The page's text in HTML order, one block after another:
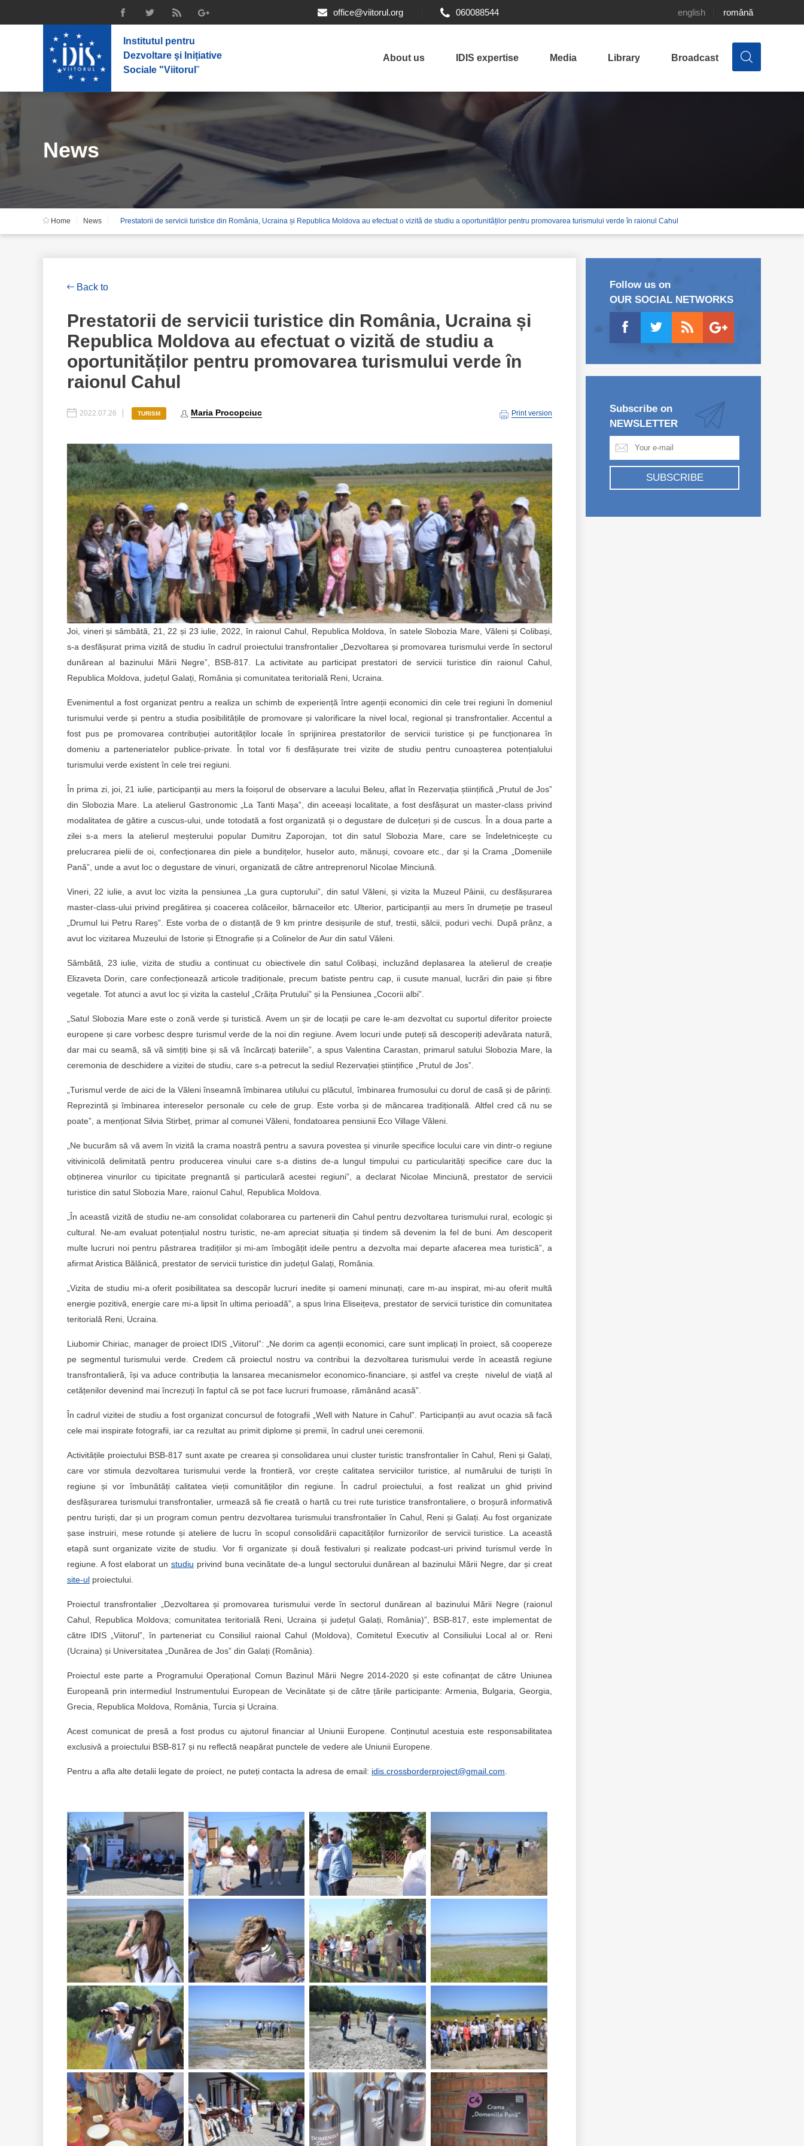
office@viitorul.org 060088544 english română
Institutul pentru
Dezvoltare şi Inițiative
Sociale "Viitorul "
About us IDIS expertise Media Library Broadcast
News
Home News Prestatorii de servicii turistice din România, Ucraina și Republica Moldova au efectuat o vizită de studiu a oportunităților pentru promovarea turismului verde în raionul Cahul
Back to
Prestatorii de servicii turistice din România, Ucraina și
Republica Moldova au efectuat o vizită de studiu a
oportunităților pentru promovarea turismului verde în
raionul Cahul
2022.07.26 TURISM Maria Procopciuc Print version
Joi, vineri și sâmbătă, 21, 22 și 23 iulie, 2022, în raionul Cahul, Republica Moldova, în satele Slobozia Mare, Văleni și Colibași,
s-a desfășurat prima vizită de studiu în cadrul proiectului transfrontalier „Dezvoltarea și promovarea turismului verde în sectorul
dunărean al bazinului Mării Negre”, BSB-817. La activitate au participat prestatori de servicii turistice din raionul Cahul,
Republica Moldova, județul Galați, România și comunitatea teritorială Reni, Ucraina.
Evenimentul a fost organizat pentru a realiza un schimb de experiență între agenții economici din cele trei regiuni în domeniul
turismului verde și pentru a studia posibilitățile de promovare și valorificare la nivel local, regional și transfrontalier. Accentul a
fost pus pe promovarea contribuției autorităților locale în sprijinirea prestatorilor de servicii turistice și pe funcționarea în
domeniu a parteneriatelor publice-private. În total vor fi desfășurate trei vizite de studiu pentru cunoașterea potențialului
turismului verde existent în cele trei regiuni.
În prima zi, joi, 21 iulie, participanții au mers la foișorul de observare a lacului Beleu, aflat în Rezervația științifică „Prutul de Jos”
din Slobozia Mare. La atelierul Gastronomic „La Tanti Mașa”, din aceeași localitate, a fost desfășurat un master-class privind
modalitatea de gătire a cuscus-ului, unde totodată a fost organizată și o degustare de dulcețuri și de cuscus. În a doua parte a
zilei s-a mers la atelierul meșterului popular Dumitru Zaporojan, tot din satul Slobozia Mare, care se îndeletnicește cu
prelucrarea pielii de oi, confecționarea din piele a bundițelor, huselor auto, mănuși, covoare etc., dar și la Crama „Domeniile
Pană”, unde a avut loc o degustare de vinuri, organizată de către antreprenorul Nicolae Minciună.
Vineri, 22 iulie, a avut loc vizita la pensiunea „La gura cuptorului”, din satul Văleni, și vizita la Muzeul Pâinii, cu desfășurarea
master-class-ului privind pregătirea și coacerea colăceilor, bărnaceilor etc. Ulterior, participanții au mers în drumeție pe traseul
„Drumul lui Petru Rareș”. Este vorba de o distanță de 9 km printre desișurile de stuf, trestii, sălcii, poduri vechi. După prânz, a
avut loc vizitarea Muzeului de Istorie și Etnografie și a Colinelor de Aur din satul Văleni.
Sâmbătă, 23 iulie, vizita de studiu a continuat cu obiectivele din satul Colibași, incluzând deplasarea la atelierul de creație
Elizaveta Dorin, care confecționează articole tradiționale, precum batiste pentru cap, ii cusute manual, lucrări din paie și fibre
vegetale. Tot atunci a avut loc și vizita la castelul „Crăița Prutului” și la Pensiunea „Cocorii albi”.
„Satul Slobozia Mare este o zonă verde și turistică. Avem un șir de locații pe care le-am dezvoltat cu suportul diferitor proiecte
europene și care vorbesc despre turismul verde de la noi din regiune. Avem locuri unde puteți să descoperiți adevărata natură,
dar mai cu seamă, să vă simțiți bine și să vă încărcați bateriile”, a spus Valentina Carastan, primarul satului Slobozia Mare, la
ceremonia de deschidere a vizitei de studiu, care s-a petrecut la sediul Rezervației științifice „Prutul de Jos”.
„Turismul verde de aici de la Văleni înseamnă îmbinarea utilului cu plăcutul, îmbinarea frumosului cu dorul de casă și de părinți.
Reprezintă și îmbinarea intereselor personale cu cele de grup. Este vorba și de mâncarea tradițională. Altfel cred că nu se
poate”, a menționat Silvia Stirbeț, primar al comunei Văleni, fondatoarea pensiunii Eco Village Văleni.
„Ne bucurăm să vă avem în vizită la crama noastră pentru a savura povestea și vinurile specifice locului care vin dintr-o regiune
vitivinicolă delimitată pentru producerea vinului care s-a distins de-a lungul timpului cu particularități specifice care duc la
obținerea vinurilor cu tipicitate pregnantă și particulară acestei regiuni”, a declarat Nicolae Minciună, prestator de servicii
turistice din satul Slobozia Mare, raionul Cahul, Republica Moldova.
„În această vizită de studiu ne-am consolidat colaborarea cu partenerii din Cahul pentru dezvoltarea turismului rural, ecologic și
cultural. Ne-am evaluat potențialul nostru turistic, ne-am apreciat situația și tindem să devenim la fel de buni. Am descoperit
multe lucruri noi pentru păstrarea tradițiilor și mi-am îmbogățit ideile pentru a dezvolta mai departe afacerea mea turistică”, a
afirmat Aristica Bălănică, prestator de servicii turistice din județul Galați, România.
„Vizita de studiu mi-a oferit posibilitatea sa descopăr lucruri inedite și oameni minunați, care m-au inspirat, mi-au oferit multă
energie pozitivă, energie care mi-a lipsit în ultima perioadă”, a spus Irina Eliseițeva, prestator de servicii turistice din comunitatea
teritorială Reni, Ucraina.
Liubomir Chiriac, manager de proiect IDIS „Viitorul”: „Ne dorim ca agenții economici, care sunt implicați în proiect, să coopereze
pe segmentul turismului verde. Credem că proiectul nostru va contribui la dezvoltarea turismului verde în această regiune
transfrontalieră, își va aduce contribuția la lansarea mecanismelor economico-financiare, și astfel va crește nivelul de viață al
cetățenilor devenind mai încrezuți în faptul că se pot face lucruri frumoase, rămânând acasă”.
În cadrul vizitei de studiu a fost organizat concursul de fotografii „Well with Nature in Cahul”. Participanții au avut ocazia să facă
cele mai inspirate fotografii, iar ca rezultat au primit diplome și premii, în cadrul unei ceremonii.
Activitățile proiectului BSB-817 sunt axate pe crearea și consolidarea unui cluster turistic transfrontalier în Cahul, Reni și Galați,
care vor stimula dezvoltarea turismului verde la frontieră, vor crește calitatea serviciilor turistice, al numărului de turiști în
regiune și vor îmbunătăți calitatea vieții comunităților din regiune. În cadrul proiectului, a fost realizat un ghid privind
desfășurarea turismului transfrontalier, urmează să fie creată o hartă cu trei rute turistice transfrontaliere, o broșură informativă
pentru turiști, dar și un program comun pentru dezvoltarea turismului transfrontalier în Cahul, Reni și Galați. Au fost organizate
șase instruiri, mese rotunde și ateliere de lucru în scopul consolidării capacităților furnizorilor de servicii turistice. La această
etapă sunt organizate vizite de studiu. Vor fi organizate și două festivaluri și realizate podcast-uri privind turismul verde în
regiune. A fost elaborat un studiu privind buna vecinătate de-a lungul sectorului dunărean al bazinului Mării Negre, dar și creat
site-ul proiectului.
Proiectul transfrontalier „Dezvoltarea și promovarea turismului verde în sectorul dunărean al bazinului Mării Negre (raionul
Cahul, Republica Moldova; comunitatea teritorială Reni, Ucraina și județul Galați, România)”, BSB-817, este implementat de
către IDIS „Viitorul”, în parteneriat cu Consiliul raional Cahul (Moldova), Comitetul Executiv al Consiliului Local al or. Reni
(Ucraina) și Universitatea „Dunărea de Jos” din Galați (România).
Proiectul este parte a Programului Operațional Comun Bazinul Mării Negre 2014-2020 și este cofinanțat de către Uniunea
Europeană prin intermediul Instrumentului European de Vecinătate și de către țările participante: Armenia, Bulgaria, Georgia,
Grecia, Republica Moldova, România, Turcia și Ucraina.
Acest comunicat de presă a fost produs cu ajutorul financiar al Uniunii Europene. Conținutul acestuia este responsabilitatea
exclusivă a proiectului BSB-817 și nu reflectă neapărat punctele de vedere ale Uniunii Europene.
Pentru a afla alte detalii legate de proiect, ne puteți contacta la adresa de email: idis.crossborderproject@gmail.com
Follow us on
OUR SOCIAL NETWORKS
Subscribe on
NEWSLETTER
SUBSCRIBE